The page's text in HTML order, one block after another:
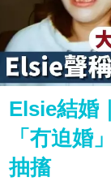
Elsie結婚
「冇迫婚
抽搐